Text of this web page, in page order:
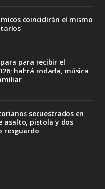
coincidirán el mismo
para recibir el
habrá rodada, música
secuestrados en
asalto, pistola y dos
resguardo